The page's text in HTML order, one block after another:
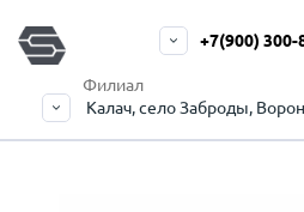
Филиал
Калач, село Заброды,
+7(900) 300-